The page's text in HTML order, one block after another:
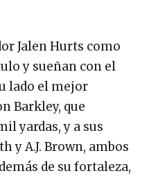
Jalen Hurts como
y sueñan con el
lado el mejor
Barkley, que
yardas, y a sus
y A.J. Brown, ambos
de su fortaleza,